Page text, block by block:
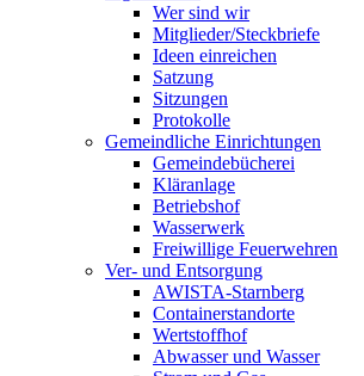
Wer sind wir
Mitglieder/Steckbriefe
Ideen einreichen
Satzung
Sitzungen
Protokolle
Gemeindliche Einrichtungen
Gemeindebücherei
Kläranlage
Betriebshof
Wasserwerk
Freiwillige Feuerwehren
Ver- und Entsorgung
AWISTA-Starnberg
Containerstandorte
Wertstoffhof
Abwasser und Wasser